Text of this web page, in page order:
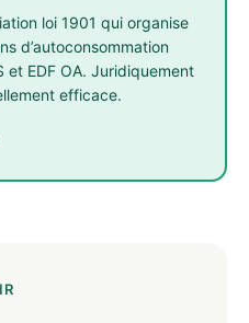
loi 1901 qui organise
d’autoconsommation
et EDF OA. Juridiquement
efficace.